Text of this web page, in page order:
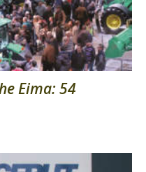
Eima: 54